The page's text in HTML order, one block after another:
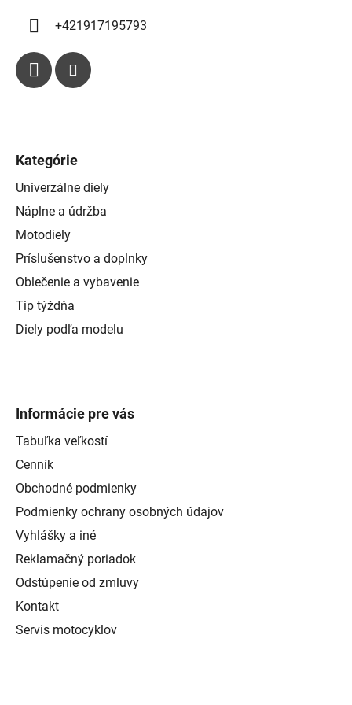
+421917195793
Kategórie
Univerzálne diely
Náplne a údržba
Motodiely
Príslušenstvo a doplnky
Oblečenie a vybavenie
Tip týždňa
Diely podľa modelu
Informácie pre vás
Tabuľka veľkostí
Cenník
Obchodné podmienky
Podmienky ochrany osobných údajov
Vyhlášky a iné
Reklamačný poriadok
Odstúpenie od zmluvy
Kontakt
Servis motocyklov